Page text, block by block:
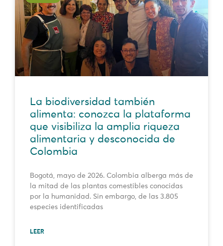
La biodiversidad también
alimenta: conozca la plataforma
que visibiliza la amplia riqueza
alimentaria y desconocida de
Colombia
Bogotá, mayo de 2026. Colombia alberga más de
la mitad de las plantas comestibles conocidas
por la humanidad. Sin embargo, de las 3.805
especies identificadas
LEER